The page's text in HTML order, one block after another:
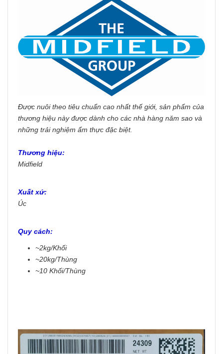
Được nuôi theo tiêu chuẩn cao nhất thế giới, sản phẩm của
thương hiệu này được dành cho các nhà hàng năm sao và
những trải nghiệm ẩm thực đặc biệt.
Thương hiệu:
Midfield
Xuất xứ:
Úc
Quy cách:
~2kg/Khối
~20kg/Thùng
~10 Khối/Thùng